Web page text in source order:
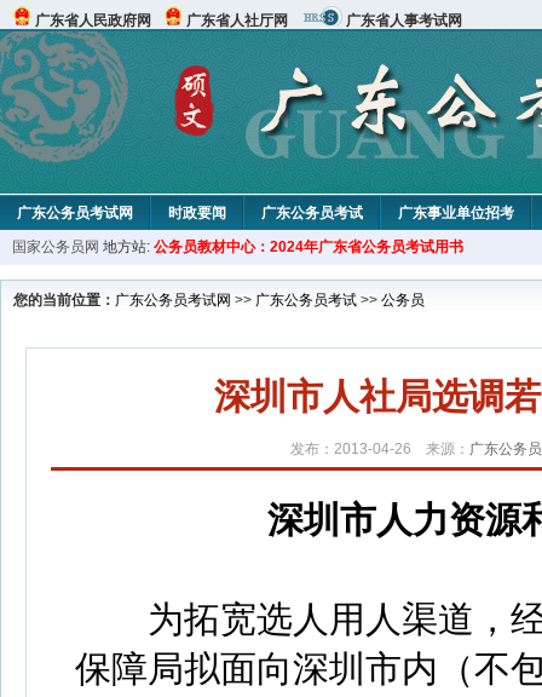
广东省人民政府网 广东省人社厅网 广东省人事考试网
广东公务员考试网 时政要闻 广东公务员考试
广东事业单位招考
国家公务员网 地方站: 公务员教材中心：2024年广东省公务员考试用书
您的当前位置： 广东公务员考试网 >> 广东公务员考试 >> 公务员
深圳市人社局选调
发布：2013-04-26 来源： 广东公务
深圳市人力资源
为拓宽选人用人渠道，经
保障局拟面向深圳市内（不